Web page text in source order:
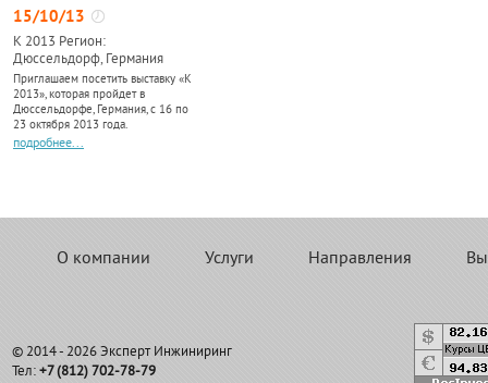
15/10/13
К 2013 Регион:
Дюссельдорф, Германия
Приглашаем посетить выставку «К
2013», которая пройдет в
Дюссельдорфе, Германия, с 16 по
23 октября 2013 года.
подробнее...
О компании Услуги Направления
Тел:+7 (812) 702-78-79
© 2014 - 2026 Эксперт Инжиниринг